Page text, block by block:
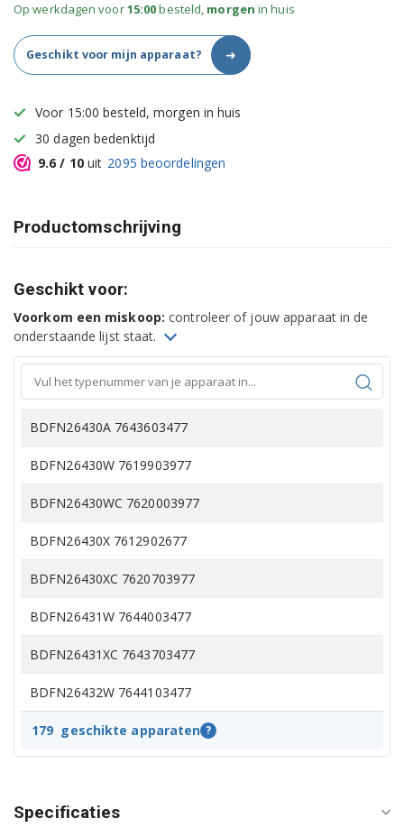
Op werkdagen voor15:00besteld, morgen in huis
Geschikt voor mijn apparaat? ➜
Voor 15:00 besteld, morgen in huis
30 dagen bedenktijd
9.6 / 10uit 2095 beoordelingen
Productomschrijving
Geschikt voor:
Voorkom een miskoop: controleer of jouw apparaat in de
onderstaande lijst staat.
BDFN26430A 7643603477
BDFN26430W 7619903977
BDFN26430WC 7620003977
BDFN26430X 7612902677
BDFN26430XC 7620703977
BDFN26431W 7644003477
BDFN26431XC 7643703477
BDFN26432W 7644103477
BDFN26435W 7644203477
BDFN26520WQ 7618603977
179 geschikte apparaten ?
Specificaties